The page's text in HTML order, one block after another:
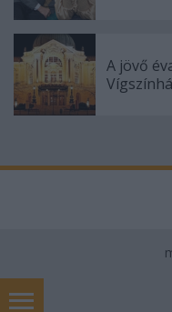
A jövő